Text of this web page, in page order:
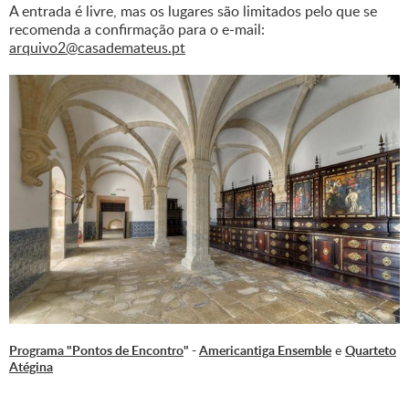
A entrada é livre, mas os lugares são limitados pelo que se
recomenda a confirmação para o e-mail:
arquivo2@casademateus.pt
Programa "Pontos de Encontro" -Americantiga Ensemble e Quarteto
Atégina